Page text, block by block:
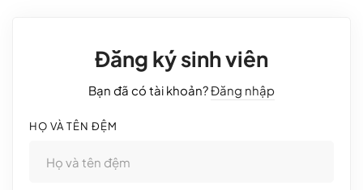
Đăng ký sinh viên
Bạn đã có tài khoản?Đăng nhập
HỌ VÀ TÊN ĐỆM